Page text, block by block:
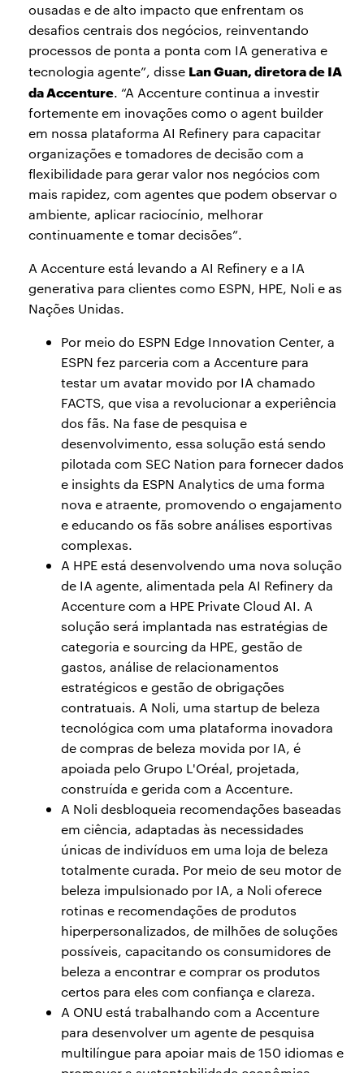
ousadas e de alto impacto que enfrentam os
desafios centrais dos negócios, reinventando
processos de ponta a ponta com IA generativa e
tecnologia agente”, disse Lan Guan, diretora de IA
da Accenture. “A Accenture continua a investir
fortemente em inovações como o agent builder
em nossa plataforma AI Refinery para capacitar
organizações e tomadores de decisão com a
flexibilidade para gerar valor nos negócios com
mais rapidez, com agentes que podem observar o
ambiente, aplicar raciocínio, melhorar
continuamente e tomar decisões”.
A Accenture está levando a AI Refinery e a IA
generativa para clientes como ESPN, HPE, Noli e as
Nações Unidas.
Por meio do ESPN Edge Innovation Center, a
ESPN fez parceria com a Accenture para
testar um avatar movido por IA chamado
FACTS, que visa a revolucionar a experiência
dos fãs. Na fase de pesquisa e
desenvolvimento, essa solução está sendo
pilotada com SEC Nation para fornecer dados
e insights da ESPN Analytics de uma forma
nova e atraente, promovendo o engajamento
e educando os fãs sobre análises esportivas
complexas.
A HPE está desenvolvendo uma nova solução
de IA agente, alimentada pela AI Refinery da
Accenture com a HPE Private Cloud AI. A
solução será implantada nas estratégias de
categoria e sourcing da HPE, gestão de
gastos, análise de relacionamentos
estratégicos e gestão de obrigações
contratuais. A Noli, uma startup de beleza
tecnológica com uma plataforma inovadora
de compras de beleza movida por IA, é
apoiada pelo Grupo L'Oréal, projetada,
construída e gerida com a Accenture.
A Noli desbloqueia recomendações baseadas
em ciência, adaptadas às necessidades
únicas de indivíduos em uma loja de beleza
totalmente curada. Por meio de seu motor de
beleza impulsionado por IA, a Noli oferece
rotinas e recomendações de produtos
hiperpersonalizados, de milhões de soluções
possíveis, capacitando os consumidores de
beleza a encontrar e comprar os produtos
certos para eles com confiança e clareza.
A ONU está trabalhando com a Accenture
para desenvolver um agente de pesquisa
multilíngue para apoiar mais de 150 idiomas e